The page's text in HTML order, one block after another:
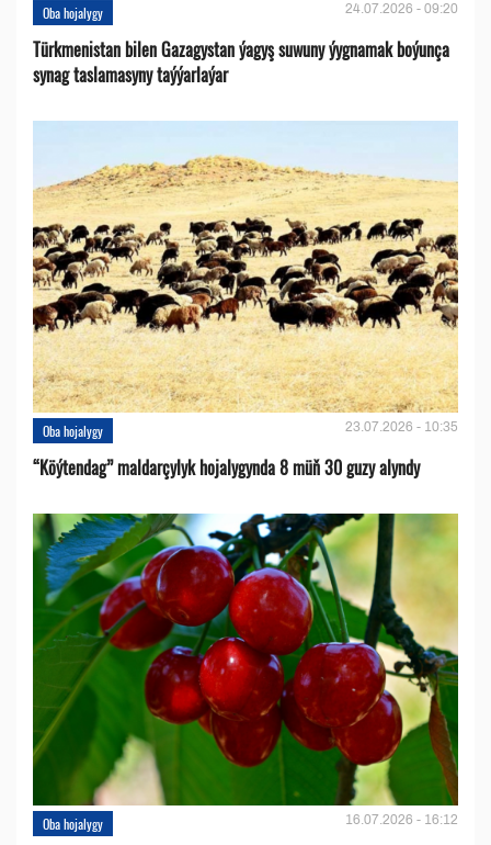
Oba hojalygy 24.07.2026 - 09:20
Türkmenistan bilen Gazagystan ýagyş suwuny ýygnamak boýunça
synag taslamasyny taýýarlaýar
Oba hojalygy 23.07.2026 - 10:35
“Köýtendag” maldarçylyk hojalygynda 8 müň 30 guzy alyndy
Oba hojalygy 16.07.2026 - 16:12